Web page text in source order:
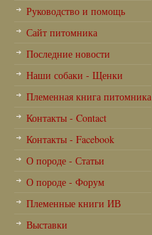
Руководство и помощь
Сайт питомника
Последние новости
Наши собаки - Щенки
Племенная книга питомника
Контакты - Contact
Контакты - Facebook
О породе - Статьи
О породе - Форум
Племенные книги ИВ
Выставки